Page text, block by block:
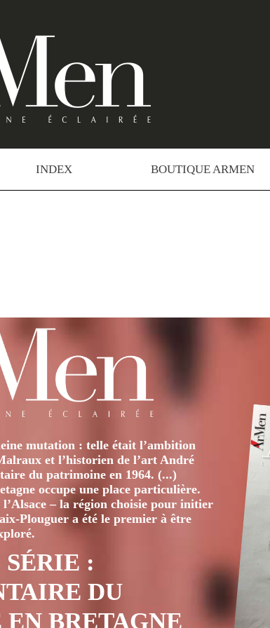
INDEX BOUTIQUE ARMEN
mutation : telle était l’ambition
et l’historien de l’art André
du patrimoine en 1964. (...)
occupe une place particulière.
l’Alsace – la région choisie pour initier
Plouguer a été le premier à être
SÉRIE :
DU
BRETAGNE